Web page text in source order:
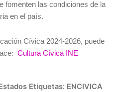
fomenten las condiciones de la
en el país.
Cívica 2024-2026, puede
Cultura Cívica INE
Etiquetas: ENCIVICA